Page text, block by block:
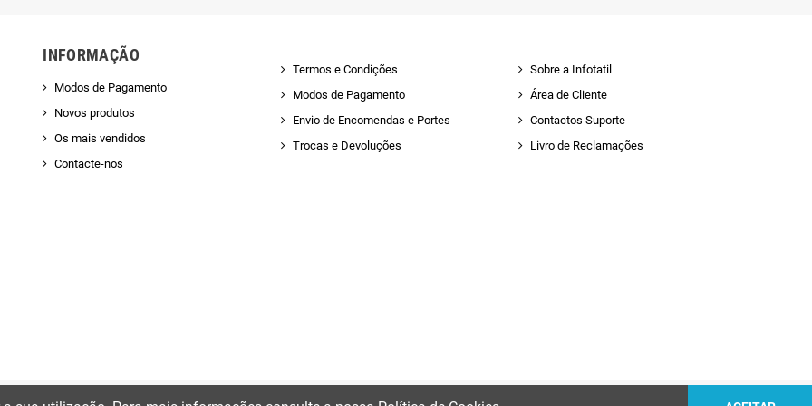
INFORMAÇÃO
Modos de Pagamento
Novos produtos
Os mais vendidos
Contacte-nos
Termos e Condições
Modos de Pagamento
Envio de Encomendas e Portes
Trocas e Devoluções
Sobre a Infotatil
Área de Cliente
Contactos Suporte
Livro de Reclamações